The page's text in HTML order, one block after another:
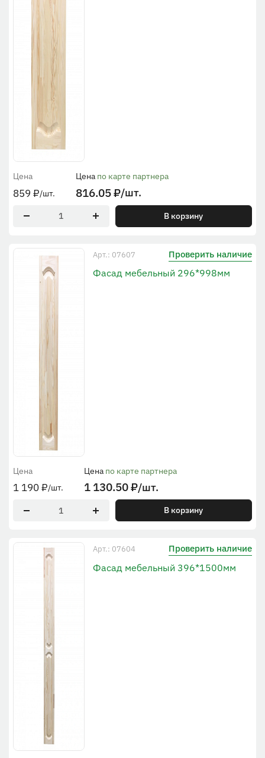
Цена
859 ₽/шт.
Цена по карте партнера
816.05₽/шт.
В корзину
Арт.: 07607 Проверить наличие
Фасад мебельный 296*998мм
Цена
1 190₽/шт.
Цена по карте партнера
1 130.50₽/шт.
В корзину
Арт.: 07604 Проверить наличие
Фасад мебельный 396*1500мм